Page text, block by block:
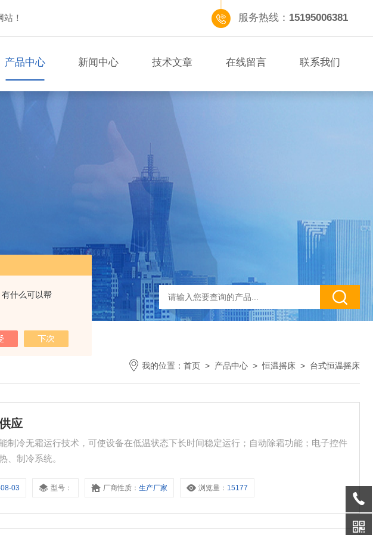
什么可以帮
！ 服务热线： 15195006381
产品中心 新闻中心 技术文章 在线留言 联系我们
我的位置： 首页 > 产品中心 >恒温摇床 > 台式恒温摇床
应
制冷无霜运行技术，可使设备在低温状态下长时间稳定运行；自动除霜功能；电子控件
、制冷系统。
03 型号： 厂商性质：生产厂家 浏览量： 15177